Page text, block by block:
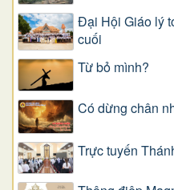
Đại Hội Giáo lý
cuối
Từ bỏ mình?
Có dừng chân
Trực tuyến